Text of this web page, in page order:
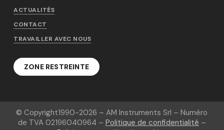
ACTUALITÉS
CONTACT
TRAVAILLER AVEC NOUS
ZONE RESTREINTE
© Copyright1990-2026 – AM Instruments Srl – Numéro
de TVA 02196040964 – Politique de confidentialité –